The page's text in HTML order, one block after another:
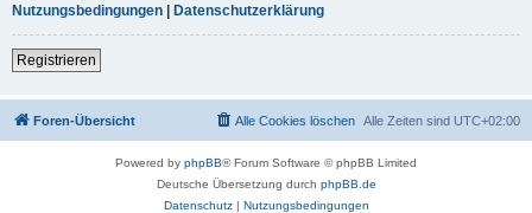
Nutzungsbedingungen | Datenschutzerklärung
Registrieren
Foren-Übersicht Alle Zeiten sind UTC+02:00
Alle Cookies löschen
Powered by phpBB® Forum Software © phpBB Limited
Deutsche Übersetzung durch phpBB.de
Datenschutz| Nutzungsbedingungen